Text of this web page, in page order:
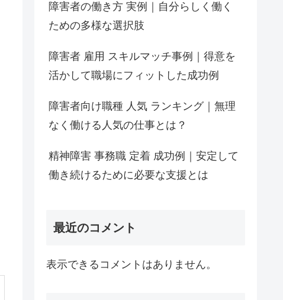
障害者の働き方 実例｜自分らしく働く
ための多様な選択肢
障害者 雇用 スキルマッチ事例｜得意を
活かして職場にフィットした成功例
障害者向け職種 人気 ランキング｜無理
なく働ける人気の仕事とは？
精神障害 事務職 定着 成功例｜安定して
働き続けるために必要な支援とは
最近のコメント
表示できるコメントはありません。